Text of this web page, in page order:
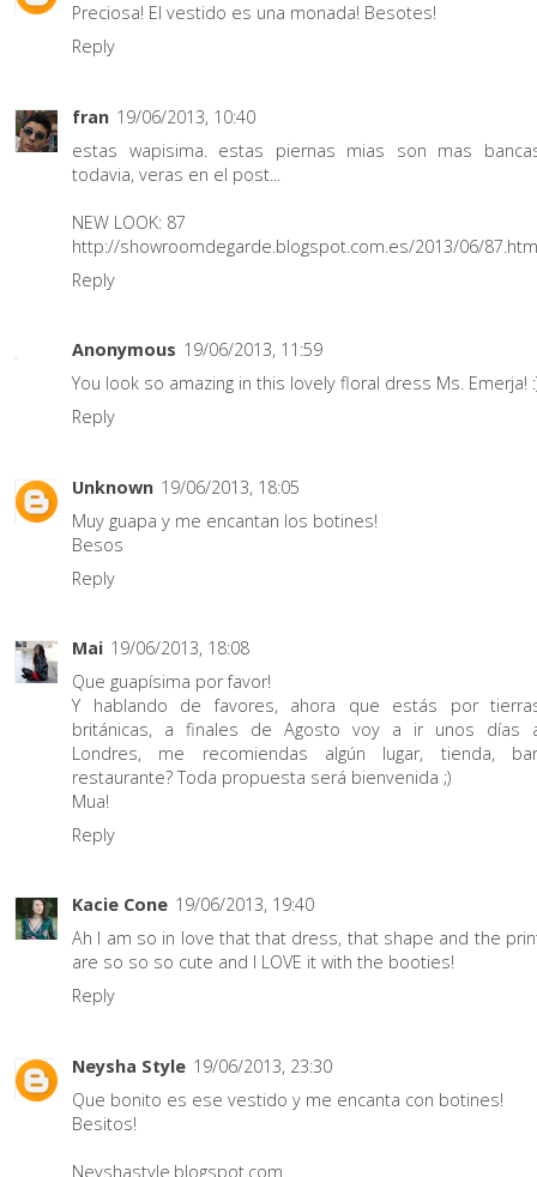
Preciosa! El vestido es una monada! Besotes!
Reply
fran 19/06/2013, 10:40
estas wapisima. estas piernas mias son mas
todavia, veras en el post...
NEW LOOK: 87
http://showroomdegarde.blogspot.com.es/2013/06/
Reply
Anonymous 19/06/2013, 11:59
You look so amazing in this lovely floral dress Ms. Emerja!
Reply
Unknown 19/06/2013, 18:05
Muy guapa y me encantan los botines!
Besos
Reply
Mai 19/06/2013, 18:08
Que guapísima por favor!
Y hablando de favores, ahora que estás por
británicas, a finales de Agosto voy a ir unos días
Londres, me recomiendas algún lugar, tienda,
restaurante? Toda propuesta será bienvenida ;)
Mua!
Reply
Kacie Cone 19/06/2013, 19:40
Ah I am so in love that that dress, that shape and the
are so so so cute and I LOVE it with the booties!
Reply
Neysha Style 19/06/2013, 23:30
Que bonito es ese vestido y me encanta con botines!
Besitos!
Neyshastyle.blogspot.com